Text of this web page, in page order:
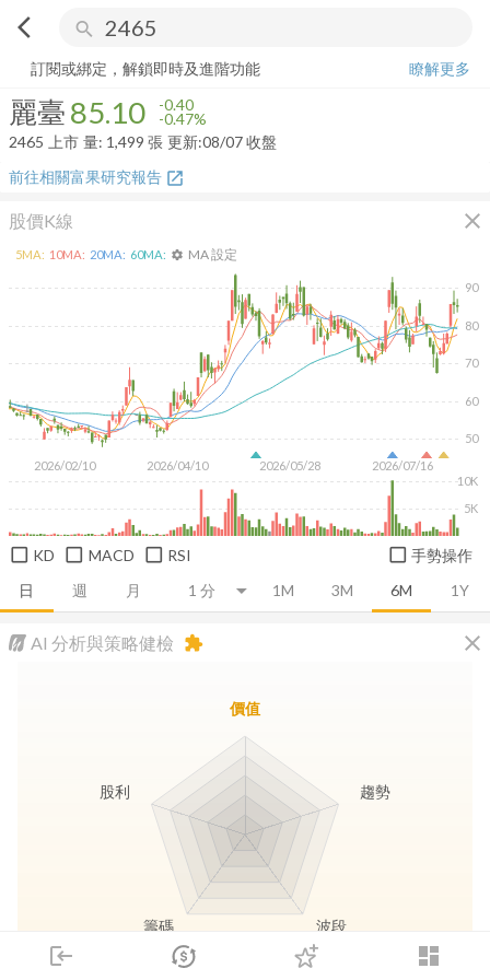
arrow_back_ios search
login dashboard
市場 登入
麗臺 85.10-0.47%
訂閱或綁定，解鎖即時及進階功能
瞭解更多
麗臺85.10 -0.40
-0.47%
2465
上市 量: 1,499 張 更新:08/07 收盤
前往相關富果研究報告 open_in_new
股價K線 close
日 週 月 1M 3M 6M 1Y
2026/02/10 2026/04/10 2026/05/28 2026/07/16
50
60
70
80
90
5K
10K
5MA: 10MA: 20MA: 60MA: settings MA 設定
KD MACD RSI 手勢操作
AI 分析與策略健檢 close
extension
價值
趨勢
波段
籌碼
股利